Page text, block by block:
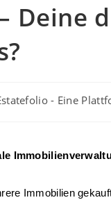
Deine
- Eine
Immobilien